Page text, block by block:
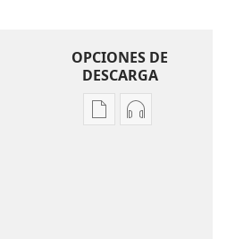
OPCIONES DE
DESCARGA
OpcionesOpciones